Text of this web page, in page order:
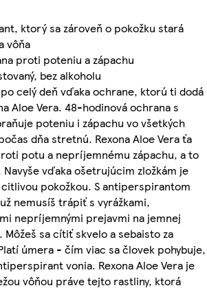
ktorý sa zároveň o pokožku stará
vôňa
proti poteniu a zápachu
bez alkoholu
celý deň vďaka ochrane, ktorú ti dodá
Aloe Vera. 48-hodinová ochrana s
poteniu i zápachu vo všetkých
dňa stretnú. Rexona Aloe Vera ťa
potu a nepríjemnému zápachu, a to
vďaka ošetrujúcim zložkám je
pokožkou. S antiperspirantom
nemusíš trápiť s vyrážkami,
nepríjemnými prejavmi na jemnej
Môžeš sa cítiť skvelo a sebaisto za
úmera - čím viac sa človek pohybuje,
vonia. Rexona Aloe Vera je
vôňou práve tejto rastliny, ktorá